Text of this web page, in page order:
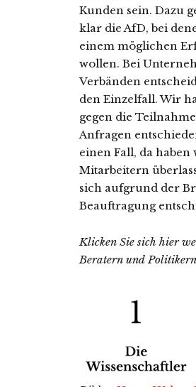
Kunden sein. Dazu
klar die AfD, bei
einem möglichen
wollen. Bei
Verbänden
den Einzelfall. Wir
gegen die
Anfragen
einen Fall, da haben
Mitarbeitern
sich aufgrund der
Beauftragung
Klicken Sie sich hier
Beratern und